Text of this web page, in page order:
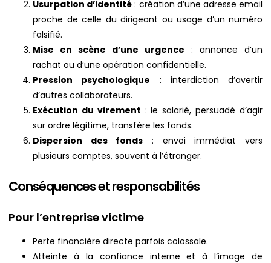
Usurpation d’identité : création d’une adresse email
proche de celle du dirigeant ou usage d’un numéro
falsifié.
Mise en scène d’une urgence : annonce d’un
rachat ou d’une opération confidentielle.
Pression psychologique : interdiction d’avertir
d’autres collaborateurs.
Exécution du virement : le salarié, persuadé d’agir
sur ordre légitime, transfère les fonds.
Dispersion des fonds : envoi immédiat vers
plusieurs comptes, souvent à l’étranger.
Conséquences et responsabilités
Pour l’entreprise victime
Perte financière directe parfois colossale.
Atteinte à la confiance interne et à l’image de